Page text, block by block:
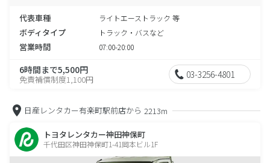
代表車種 ライトエーストラック 等
ボディタイプ トラック・バスなど
営業時間 07:00-20:00
6時間まで5,500円
免責補償制度1,100円 03-3256-4801
日産レンタカー有楽町駅前店から 2213m
トヨタレンタカー神田神保町
千代田区神田神保町1-41岡本ビル1F